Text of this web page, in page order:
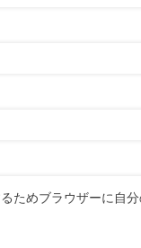
ためブラウザーに自